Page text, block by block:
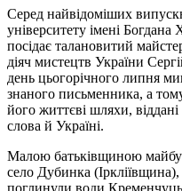
Серед найвідоміших
університету імені
посідає талановитий
діяч мистецтв України
день цьогорічного липня
знаного письменника, а
його життєві шляхи,
слова й Україні.
Малою батьківщиною
село Дубинка
поглинули води